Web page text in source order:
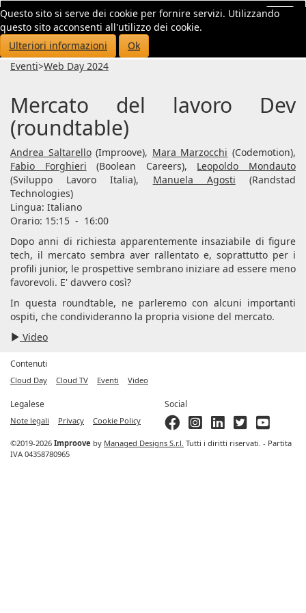
Questo sito si serve dei cookie per fornire servizi. Utilizzando
questo sito acconsenti all'utilizzo dei cookie.
Ulteriori informazioni
Ok
Eventi>Web Day 2024
Mercato del lavoro Dev
(roundtable)
Andrea Saltarello(Improove), Mara Marzocchi (Codemotion),
Fabio Forghieri (Boolean Careers), Leopoldo Mondauto
(Sviluppo Lavoro Italia), Manuela Agosti (Randstad
Technologies)
Lingua: Italiano
Orario: 15:15 - 16:00
Dopo anni di richiesta apparentemente insaziabile di figure
tech, il mercato sembra aver rallentato e, soprattutto per i
profili junior, le prospettive sembrano iniziare ad essere meno
favorevoli. E' davvero così?
In questa roundtable, ne parleremo con alcuni importanti
ospiti, che condivideranno la propria visione del mercato.
Video
Contenuti
Cloud Day Cloud TV Eventi Video
Legalese
Note legali Privacy Cookie Policy
Social
©2019-2026 Improove by Managed Designs S.r.l. Tutti i diritti riservati. - Partita
IVA 04358780965